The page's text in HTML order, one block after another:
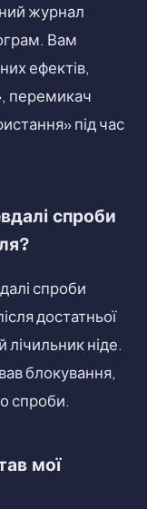
журнал
Вам
ефектів,
перемикач
під час
спроби
спроби
достатньої
лічильник ніде.
блокування,
спроби.
мої